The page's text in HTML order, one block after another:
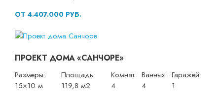
ОТ 4.407.000 РУБ.
ПРОЕКТ ДОМА «САНЧОРЕ»
Размеры:
15×10 м
Площадь:
119,8 м2
Комнат:
4
Ванных:
4
Гаражей:
1